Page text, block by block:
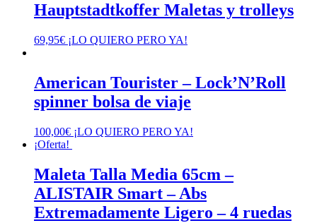
Hauptstadtkoffer Maletas y trolleys
69,95€ ¡LO QUIERO PERO YA!
American Tourister – Lock’N’Roll
spinner bolsa de viaje
100,00€ ¡LO QUIERO PERO YA!
¡Oferta!
Maleta Talla Media 65cm –
ALISTAIR Smart – Abs
Extremadamente Ligero – 4 ruedas